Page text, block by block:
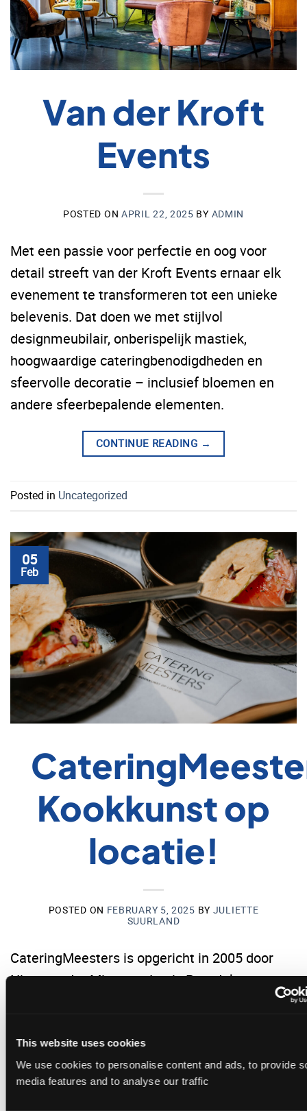
This website uses cookies
We use cookies to personalise content and ads, to provide
media features and to analyse our traffic
Van der Kroft
Events
POSTED ON APRIL 22, 2025 BY ADMIN
Met een passie voor perfectie en oog voor
detail streeft van der Kroft Events ernaar elk
evenement te transformeren tot een unieke
belevenis. Dat doen we met stijlvol
designmeubilair, onberispelijk mastiek,
hoogwaardige cateringbenodigdheden en
sfeervolle decoratie – inclusief bloemen en
andere sfeerbepalende elementen.
CONTINUE READING →
Posted in Uncategorized
05
Feb
Kookkunst op
locatie!
POSTED ON FEBRUARY 5, 2025 BY JULIETTE
SUURLAND
CateringMeesters is opgericht in 2005 door
Nico van der Minne en Louis Paardekooper.
Posted inUncategorized